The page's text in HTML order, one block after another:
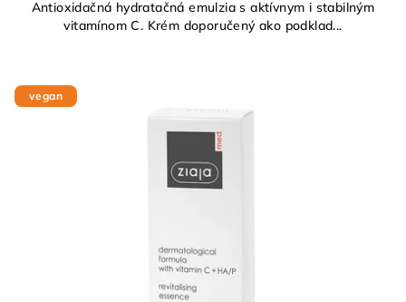
Antioxidačná hydratačná emulzia s aktívnym i stabilným
vitamínom C. Krém doporučený ako podklad...
vegan